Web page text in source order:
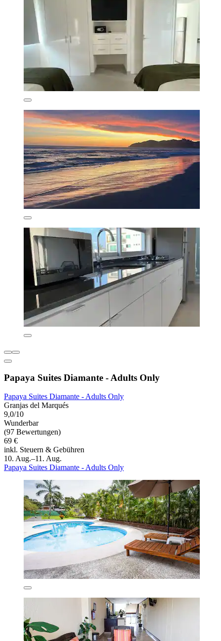
Papaya Suites Diamante - Adults Only
Papaya Suites Diamante - Adults Only
Granjas del Marqués
9,0/10
Wunderbar
(97 Bewertungen)
69 €
inkl. Steuern & Gebühren
10. Aug.–11. Aug.
Papaya Suites Diamante - Adults Only